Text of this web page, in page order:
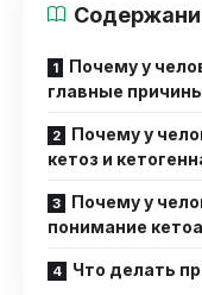
Почему у
главные
Почему у
кетоз и
Почему у
понимание
Что делать